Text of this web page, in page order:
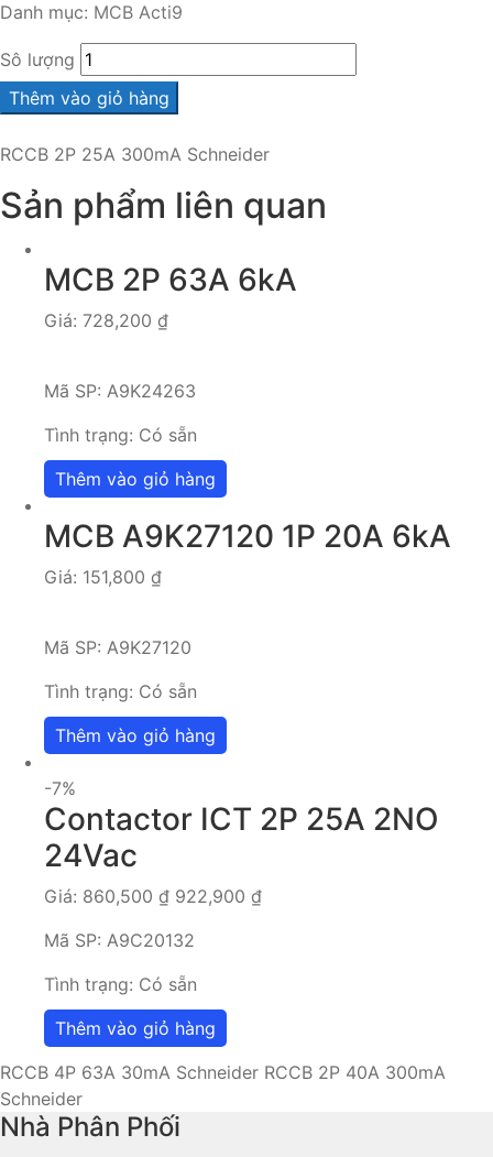
Danh mục: MCB Acti9
Sô lượng
Thêm vào giỏ hàng
RCCB 2P 25A 300mA Schneider
Sản phẩm liên quan
MCB 2P 63A 6kA
Giá: 728,200 ₫
Mã SP: A9K24263
Tình trạng: Có sẵn
Thêm vào giỏ hàng
MCB A9K27120 1P 20A 6kA
Giá: 151,800 ₫
Mã SP: A9K27120
Tình trạng: Có sẵn
Thêm vào giỏ hàng
-7%
Contactor ICT 2P 25A 2NO
24Vac
Giá: 860,500 ₫ 922,900 ₫
Mã SP: A9C20132
Tình trạng: Có sẵn
Thêm vào giỏ hàng
RCCB 4P 63A 30mA Schneider RCCB 2P 40A 300mA
Schneider
Nhà Phân Phối